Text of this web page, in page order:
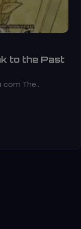
to the Past
com The…